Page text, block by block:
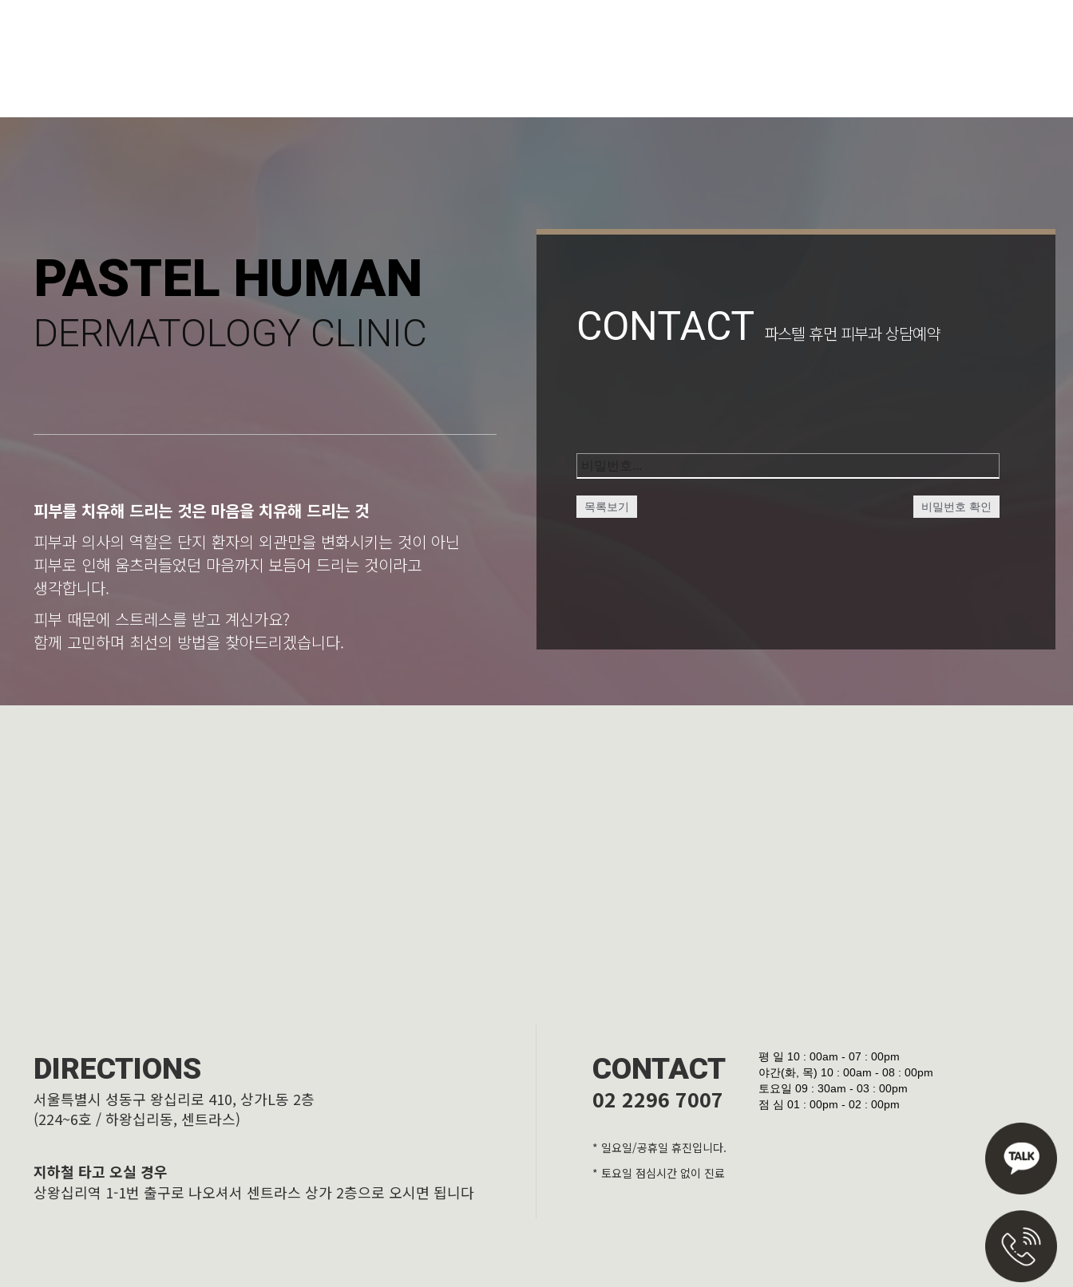
PASTEL HUMAN
DERMATOLOGY CLINIC
피부를 치유해 드리는 것은 마음을 치유해 드리는 것
피부과 의사의 역할은 단지 환자의 외관만을 변화시키는 것이 아닌
피부로 인해 움츠러들었던 마음까지 보듬어 드리는 것이라고
생각합니다.
피부 때문에 스트레스를 받고 계신가요?
함께 고민하며 최선의 방법을 찾아드리겠습니다.
CONTACT 파스텔 휴먼 피부과 상담예약
목록보기 비밀번호 확인
DIRECTIONS
서울특별시 성동구 왕십리로 410, 상가L동 2층
(224~6호 / 하왕십리동, 센트라스)
지하철 타고 오실 경우
상왕십리역 1-1번 출구로 나오셔서 센트라스 상가 2층으로 오시면 됩니다
CONTACT
02 2296 7007
* 일요일/공휴일 휴진입니다.
* 토요일 점심시간 없이 진료
평 일 10 : 00am - 07 : 00pm
야간(화, 목) 10 : 00am - 08 : 00pm
토요일 09 : 30am - 03 : 00pm
점 심 01 : 00pm - 02 : 00pm